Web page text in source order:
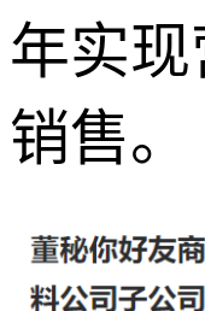
年实
销售。